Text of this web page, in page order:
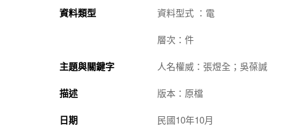
資料類型 資料型式 ：電
層次：件
主題與關鍵字 人名權威：張煜全；吳葆諴
描述 版本：原檔
日期 民國10年10月